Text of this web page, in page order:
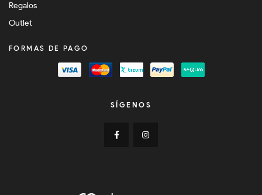
Regalos
Outlet
FORMAS DE PAGO
SÍGENOS